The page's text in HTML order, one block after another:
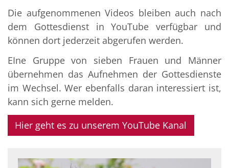
Die aufgenommenen Videos bleiben auch nach
dem Gottesdienst in YouTube verfügbar und
können dort jederzeit abgerufen werden.
EIne Gruppe von sieben Frauen und Männer
übernehmen das Aufnehmen der Gottesdienste
im Wechsel. Wer ebenfalls daran interessiert ist,
kann sich gerne melden.
Hier geht es zu unserem YouTube Kanal